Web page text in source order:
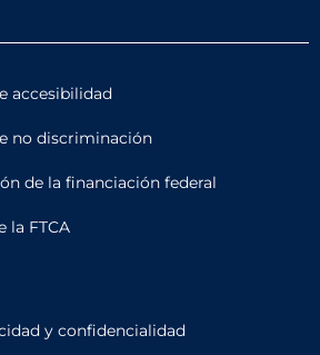
accesibilidad
no discriminación
de la financiación federal
la FTCA
y confidencialidad